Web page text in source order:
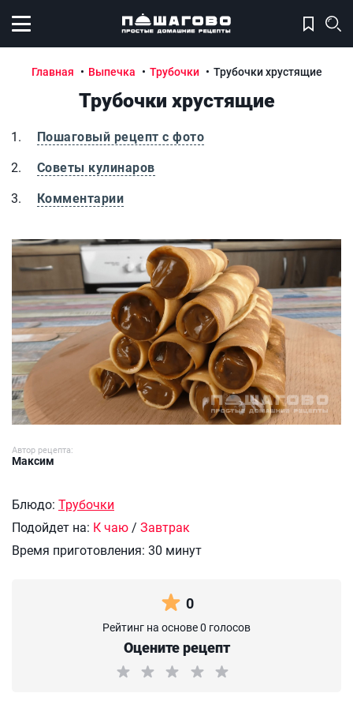
Открыть меню
Главная Выпечка Трубочки Трубочки хрустящие
Трубочки хрустящие
Пошаговый рецепт с фото
Советы кулинаров
Комментарии
Трубочки хрустящие
Автор рецепта:
Максим
Блюдо: Трубочки
Подойдет на: К чаю / Завтрак
Время приготовления: 30 минут
0
Рейтинг на основе 0 голосов
Оцените рецепт